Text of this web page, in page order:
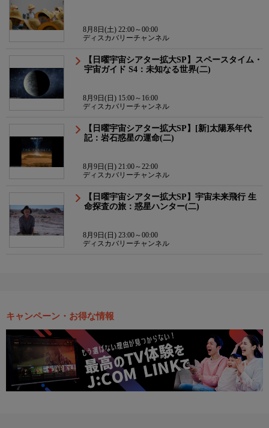
8月8日(土) 22:00～00:00
ディスカバリーチャンネル
【日曜宇宙シアター拡大SP】スペースタイム・
宇宙ガイド S4：未知なる世界(二)
8月9日(日) 15:00～16:00
ディスカバリーチャンネル
【日曜宇宙シアター拡大SP】[新]太陽系年代
記：岩石惑星の運命(二)
8月9日(日) 21:00～22:00
ディスカバリーチャンネル
【日曜宇宙シアター拡大SP】宇宙未来飛行 生
命探査の旅：惑星ハンター(二)
8月9日(日) 23:00～00:00
ディスカバリーチャンネル
キャンペーン・お得な情報